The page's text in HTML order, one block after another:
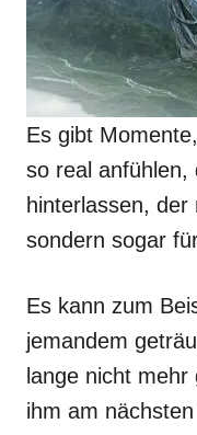
Es gibt
so real anfühlen,
hinterlassen,
sondern sogar
Es kann zum
jemandem
lange nicht
ihm am